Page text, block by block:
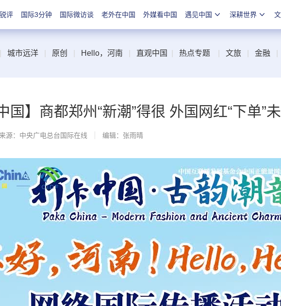
评 国际3分钟 国际微访谈 老外在中国 外媒看中国 遇见中国 深耕世界
城市远洋 原创 Hello，河南 直观中国 热点专题 文旅 金融
国】商都郑州“新潮”得很 外国网红“下单”
源：中央广电总台国际在线 编辑：张雨晴